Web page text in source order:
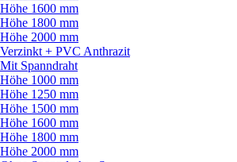
Höhe 1600 mm
Höhe 1800 mm
Höhe 2000 mm
Verzinkt + PVC Anthrazit
Mit Spanndraht
Höhe 1000 mm
Höhe 1250 mm
Höhe 1500 mm
Höhe 1600 mm
Höhe 1800 mm
Höhe 2000 mm